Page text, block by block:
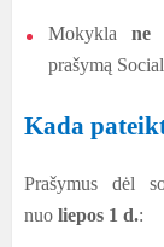
Mokykla ne
prašymą
Kada
Prašymus dėl
nuo liepos 1 d.: